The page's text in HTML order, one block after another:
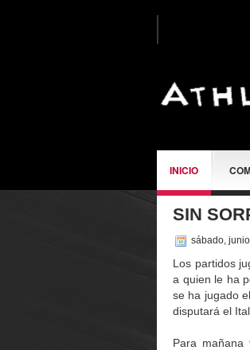
INICIO
SOBRE MÍ
SIN
sábado,
Los partidos
a quien le ha
se ha jugado el
disputará el
Para